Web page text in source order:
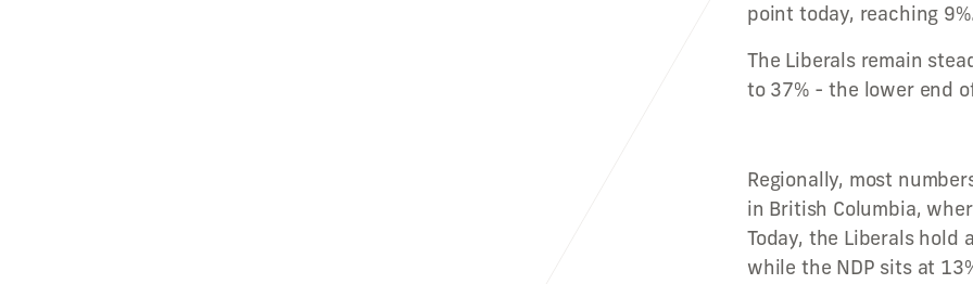
point today, reaching
The Liberals remain
to 37% - the lower end
Regionally, most
in British Columbia,
Today, the Liberals hold
while the NDP sits at